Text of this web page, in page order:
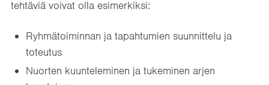
tehtäviä voivat olla esimerkiksi:
Ryhmätoiminnan ja tapahtumien suunnittelu ja
toteutus
Nuorten kuunteleminen ja tukeminen arjen